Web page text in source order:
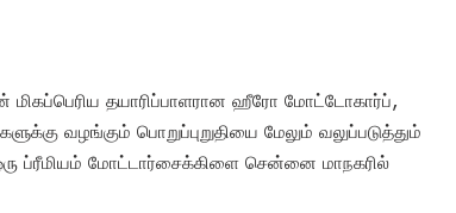
மிகப்பெரிய தயாரிப்பாளரான ஹீரோ மோட்டோகார்ப்,
வழங்கும் பொறுப்புறுதியை மேலும் வலுப்படுத்தும்
ப்ரீமியம் மோட்டார்சைக்கிளை சென்னை மாநகரில்